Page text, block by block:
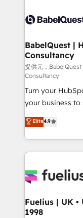
Innovation
Migration
professionals.
custom API
operations A little about us: • Boutique 'Elite' team of
12 • 150+ clients
Service Hub,
27001:2022, ISO
certified - the AI
our AI
Ready for the next step? Click
𝗯𝘂𝘀𝗶𝗻𝗲𝘀𝘀'
𝘳𝘦𝘴𝘱𝘰𝘯𝘴𝘪𝘷𝘦)
BabelQuest |
Consultancy
提供元：
Consultancy
Turn your
your business to soar 🚀 We’re a
HubSpot experts
implement the
environments,
sure you can
for you and execute it
framework,
HubSpot and
Elite4.9
Fuelius | UK •
1998